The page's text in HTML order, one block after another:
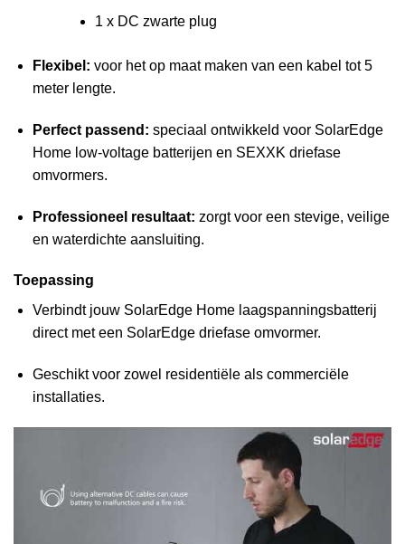
1 x DC zwarte plug
Flexibel: voor het op maat maken van een kabel tot 5
meter lengte.
Perfect passend: speciaal ontwikkeld voor SolarEdge
Home low-voltage batterijen en SEXXK driefase
omvormers.
Professioneel resultaat: zorgt voor een stevige, veilige
en waterdichte aansluiting.
Toepassing
Verbindt jouw SolarEdge Home laagspanningsbatterij
direct met een SolarEdge driefase omvormer.
Geschikt voor zowel residentiële als commerciële
installaties.